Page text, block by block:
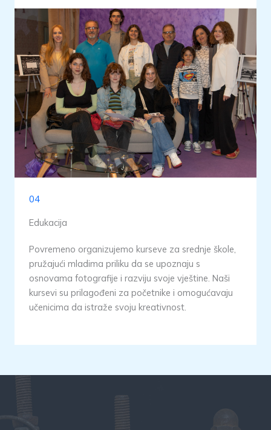
04
Edukacija
Povremeno organizujemo kurseve za srednje škole,
pružajući mladima priliku da se upoznaju s
osnovama fotografije i razviju svoje vještine. Naši
kursevi su prilagođeni za početnike i omogućavaju
učenicima da istraže svoju kreativnost.